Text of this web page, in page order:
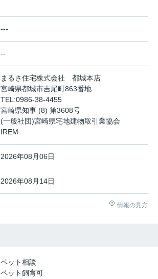
---
--
まるさ住宅株式会社 都城本店
宮崎県都城市吉尾町863番地
TEL:0986-38-4455
宮崎県知事 (8) 第3608号
(一般社団)宮崎県宅地建物取引業協会
IREM
2026年08月06日
2026年08月14日
情報の見方
ペット相談
ペット飼育可